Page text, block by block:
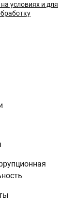
условиях и для